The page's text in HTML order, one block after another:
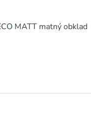
MATT matný obklad